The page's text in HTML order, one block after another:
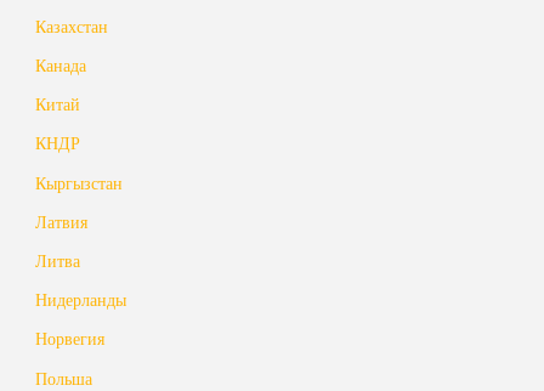
Казахстан
Канада
Китай
КНДР
Кыргызстан
Латвия
Литва
Нидерланды
Норвегия
Польша